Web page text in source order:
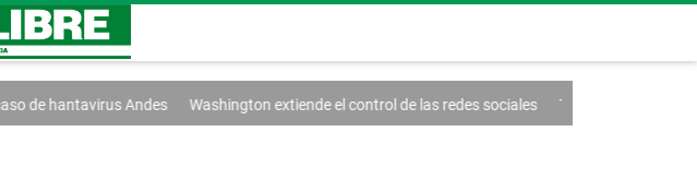
Washington extiende el control de las redes sociales Trump firma un decreto contra el